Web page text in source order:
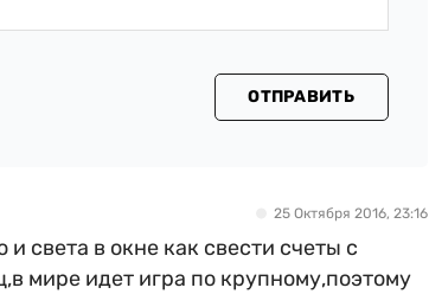
ОТПРАВИТЬ
25 Октября 2016, 23:16
света в окне как свести счеты с
мире идет игра по крупному,поэтому